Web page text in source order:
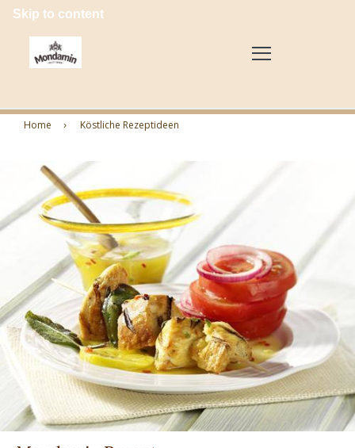
Skip to content
Home Köstliche Rezeptideen